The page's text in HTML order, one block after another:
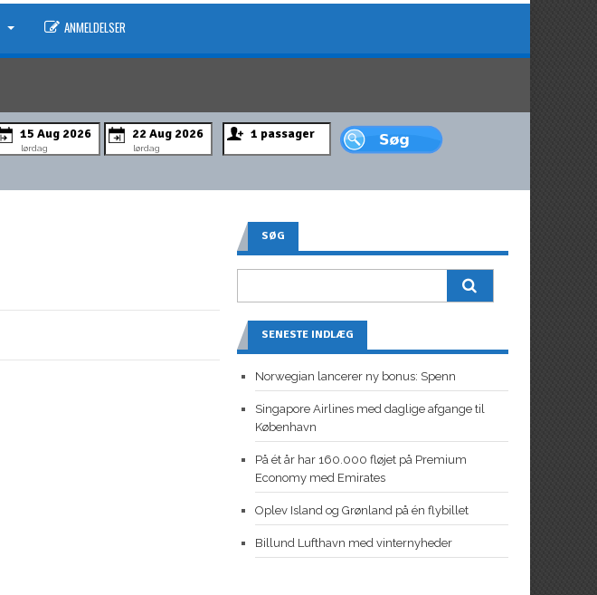
ANMELDELSER
lørdag lørdag
SØG
SENESTE INDLÆG
Norwegian lancerer ny bonus: Spenn
Singapore Airlines med daglige afgange til
København
På ét år har 160.000 fløjet på Premium
Economy med Emirates
Oplev Island og Grønland på én flybillet
Billund Lufthavn med vinternyheder